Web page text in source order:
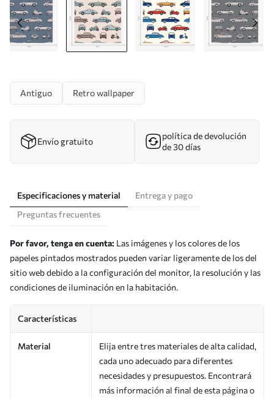
Antiguo Retro wallpaper
Envío gratuito
política de devolución
de 30 días
Especificaciones y material
Entrega y pago
Preguntas frecuentes
Por favor, tenga en cuenta: Las imágenes y los colores de los
papeles pintados mostrados pueden variar ligeramente de los del
sitio web debido a la configuración del monitor, la resolución y las
condiciones de iluminación en la habitación.
Características
Material
Elija entre tres materiales de alta calidad,
cada uno adecuado para diferentes
necesidades y presupuestos. Encontrará
más información al final de esta página o